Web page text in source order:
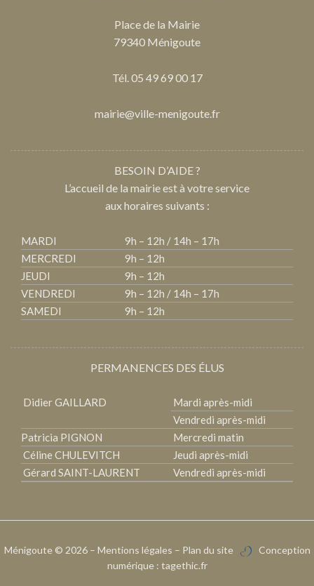
Place de la Mairie
79340 Ménigoute
Tél. 05 49 69 00 17
mairie@ville-menigoute.fr
BESOIN D’AIDE ?
L’accueil de la mairie est à votre service
aux horaires suivants :
MARDI
9h – 12h / 14h – 17h
MERCREDI
9h – 12h
JEUDI
9h – 12h
VENDREDI
9h – 12h / 14h – 17h
SAMEDI
9h – 12h
PERMANENCES DES ÉLUS
Didier GAILLARD
Mardi après-midi
Vendredi après-midi
Patricia PIGNON
Mercredi matin
Céline CHULEVITCH
Jeudi après-midi
Gérard SAINT-LAURENT
Vendredi après-midi
Ménigoute © 2026 – Mentions légales – Plan du site
Conception
numérique : tagethic.fr